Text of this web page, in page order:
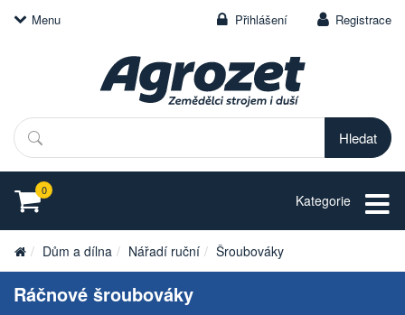
Menu Přihlášení Registrace
Hledat
0
Kategorie
Dům a dílna Nářadí ruční Šroubováky
Ráčnové šroubováky